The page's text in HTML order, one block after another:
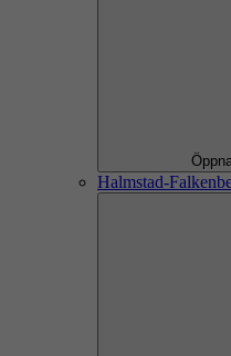
Halmstad-